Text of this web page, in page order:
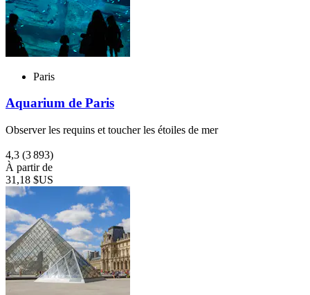
Paris
Aquarium de Paris
Observer les requins et toucher les étoiles de mer
4,3 (3 893)
À partir de
31,18 $US